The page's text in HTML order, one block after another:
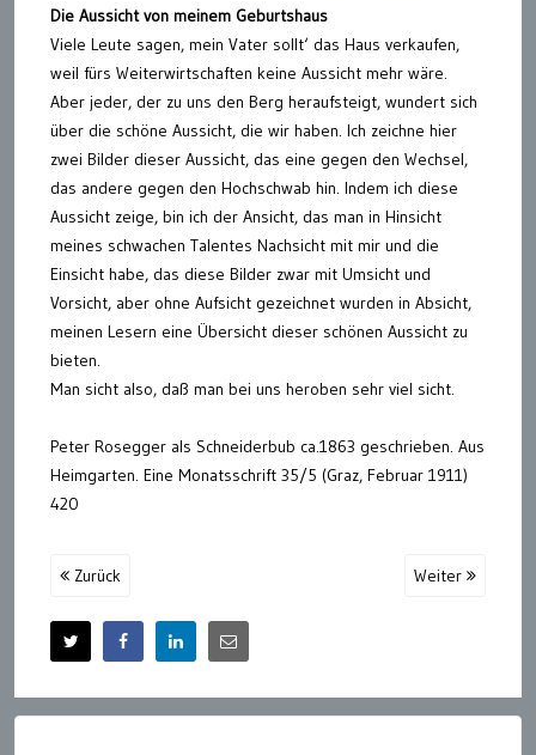
Die Aussicht von meinem Geburtshaus
Viele Leute sagen, mein Vater sollt‘ das Haus verkaufen,
weil fürs Weiterwirtschaften keine Aussicht mehr wäre.
Aber jeder, der zu uns den Berg heraufsteigt, wundert sich
über die schöne Aussicht, die wir haben. Ich zeichne hier
zwei Bilder dieser Aussicht, das eine gegen den Wechsel,
das andere gegen den Hochschwab hin. Indem ich diese
Aussicht zeige, bin ich der Ansicht, das man in Hinsicht
meines schwachen Talentes Nachsicht mit mir und die
Einsicht habe, das diese Bilder zwar mit Umsicht und
Vorsicht, aber ohne Aufsicht gezeichnet wurden in Absicht,
meinen Lesern eine Übersicht dieser schönen Aussicht zu
bieten.
Man sicht also, daß man bei uns heroben sehr viel sicht.
Peter Rosegger als Schneiderbub ca.1863 geschrieben. Aus
Heimgarten. Eine Monatsschrift 35/5 (Graz, Februar 1911)
420
Zurück Weiter